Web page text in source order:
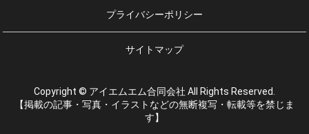
プライバシーポリシー
サイトマップ
Copyright © アイエムエム合同会社 All Rights Reserved.
【掲載の記事・写真・イラストなどの無断複写・転載等を禁じま
す】